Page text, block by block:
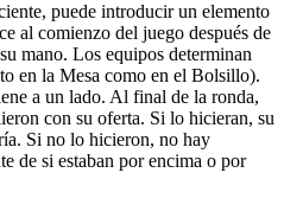
puede introducir un elemento
al comienzo del juego después de
mano. Los equipos determinan
en la Mesa como en el Bolsillo).
a un lado. Al final de la ronda,
con su oferta. Si lo hicieran, su
Si no lo hicieron, no hay
de si estaban por encima o por